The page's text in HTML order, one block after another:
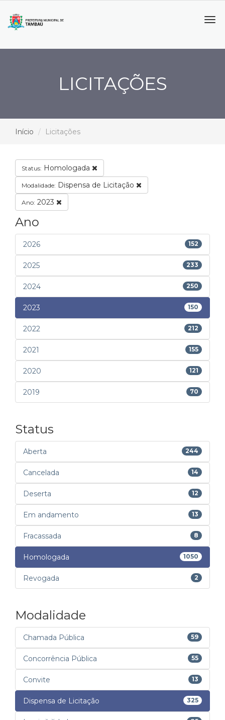
LICITAÇÕES
Início Licitações
Status: Homologada
Modalidade: Dispensa de Licitação
Ano: 2023
Ano
2026 152
2025 233
2024 250
2023 150
2022 212
2021 155
2020 121
2019 70
Status
Aberta 244
Cancelada 14
Deserta 12
Em andamento 13
Fracassada 8
Homologada 1050
Revogada 2
Modalidade
Chamada Pública 59
Concorrência Pública 55
Convite 13
Dispensa de Licitação 325